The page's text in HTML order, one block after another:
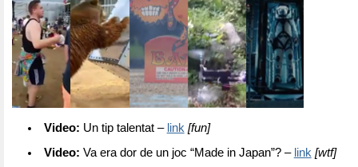
Video: Un tip talentat – link [fun]
Video: Va era dor de un joc “Made in Japan”? – link [wtf]